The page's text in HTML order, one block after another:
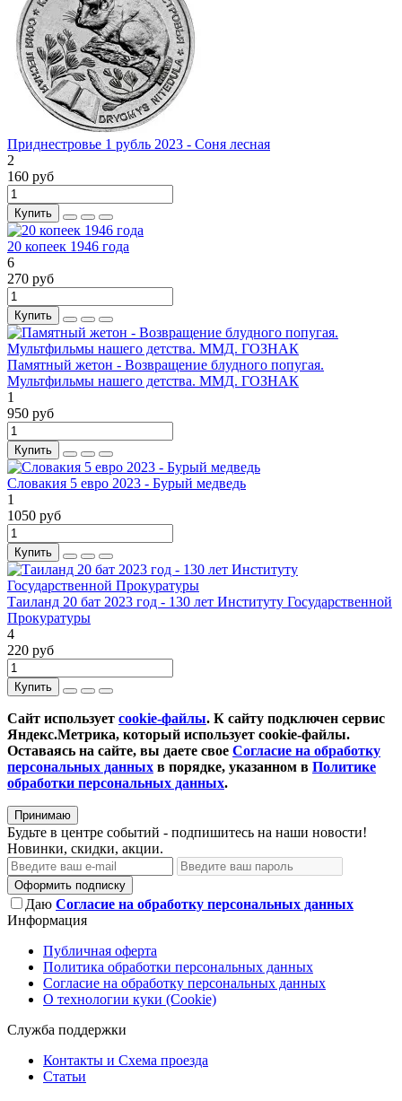
Приднестровье 1 рубль 2023 - Соня лесная
2
160 руб
Купить
20 копеек 1946 года
6
270 руб
Купить
Памятный жетон - Возвращение блудного попугая.
Мультфильмы нашего детства. ММД. ГОЗНАК
1
950 руб
Купить
Словакия 5 евро 2023 - Бурый медведь
1
1050 руб
Купить
Таиланд 20 бат 2023 год - 130 лет Институту Государственной
Прокуратуры
4
220 руб
Купить
Сайт использует cookie-файлы. К cайту подключен сервис
Яндекс.Метрика, который использует cookie-файлы.
Оставаясь на сайте, вы даете свое Согласие на обработку
персональных данных в порядке, указанном в Политике
обработки персональных данных.
Принимаю
Будьте в центре событий - подпишитесь на наши новости!
Новинки, скидки, акции.
Оформить подписку
Даю Согласие на обработку персональных данных
Информация
Публичная оферта
Политика обработки персональных данных
Согласие на обработку персональных данных
О технологии куки (Cookie)
Служба поддержки
Контакты и Схема проезда
Статьи